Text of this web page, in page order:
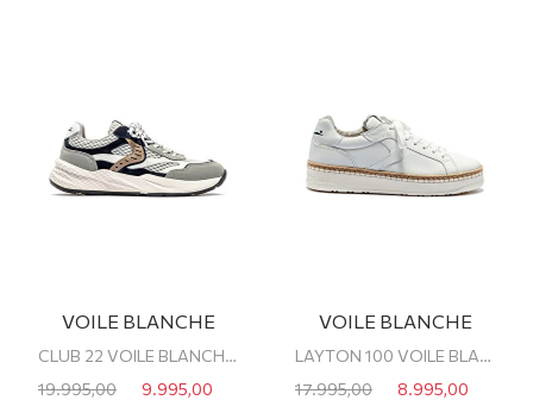
VOILE BLANCHE
CLUB 22 VOILE BLANCHE ERKEK SNEAKER
19.995,00
9.995,00
VOILE BLANCHE
LAYTON 100 VOILE BLANCHE ERKEK SNEAKER
17.995,00
8.995,00